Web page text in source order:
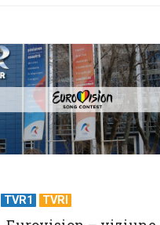
TVR1 TVRI